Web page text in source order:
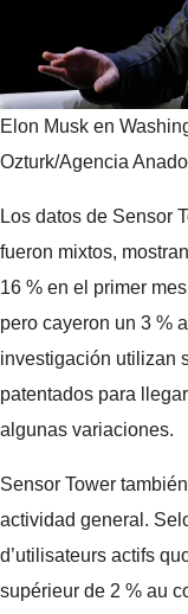
Elon Musk en
Ozturk/Agencia
Los datos de Sensor
fueron mixtos,
16 % en el primer
pero cayeron un 3 %
investigación utilizan
patentados para
algunas variaciones.
Sensor Tower
actividad general.
d’utilisateurs actifs
supérieur de 2 % au